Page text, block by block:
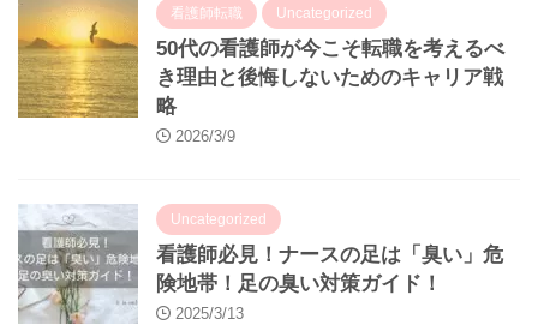
看護師転職 Uncategorized
50代の看護師が今こそ転職を考えるべ
き理由と後悔しないためのキャリア戦
略
2026/3/9
Uncategorized
看護師必見！ナースの足は「臭い」危
険地帯！足の臭い対策ガイド！
2025/3/13